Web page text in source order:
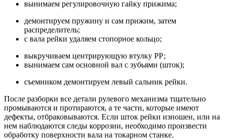
вынимаем регулировочную гайку прижима;
демонтируем пружину и сам прижим, затем
распределитель;
с вала рейки удаляем стопорное кольцо;
выкручиваем центрирующую втулку РР;
вынимаем сам основной вал с зубьями (шток);
съемником демонтируем левый сальник рейки.
После разборки все детали рулевого механизма тщательно
промываются и протираются, а те части, которые имеют
дефекты, отбраковываются. Если шток рейки изношен, или на
нем наблюдаются следы коррозии, необходимо произвести
обработку поверхности вала на токарном станке.